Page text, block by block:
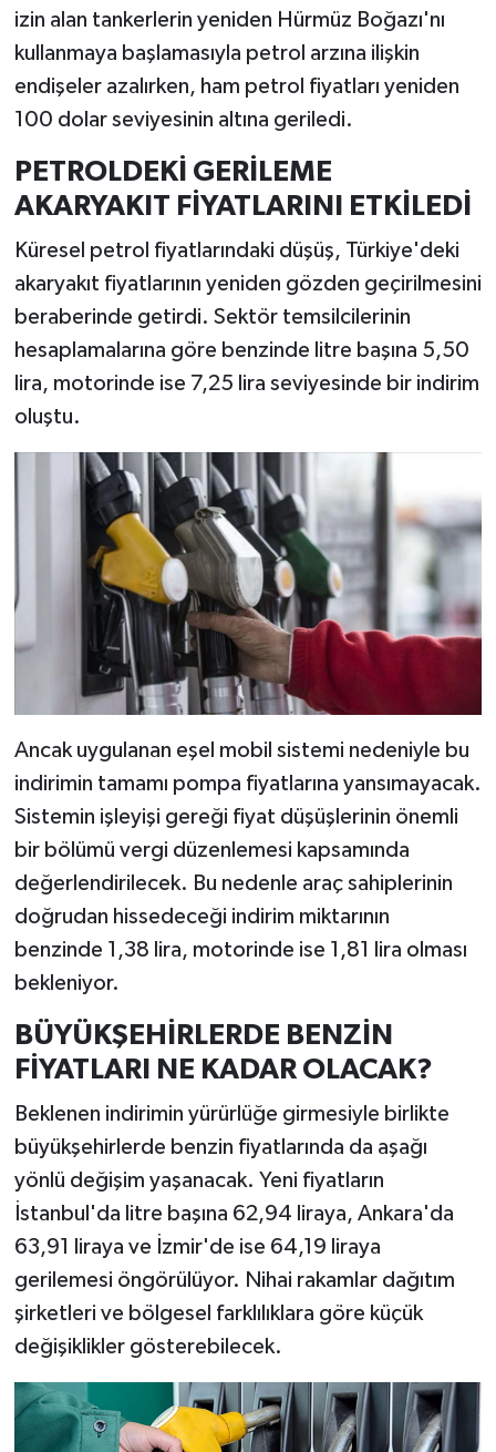
izin alan tankerlerin yeniden Hürmüz Boğazı'nı
kullanmaya başlamasıyla petrol arzına ilişkin
endişeler azalırken, ham petrol fiyatları yeniden
100 dolar seviyesinin altına geriledi.
PETROLDEKİ GERİLEME
AKARYAKIT FİYATLARINI ETKİLEDİ
Küresel petrol fiyatlarındaki düşüş, Türkiye'deki
akaryakıt fiyatlarının yeniden gözden geçirilmesini
beraberinde getirdi. Sektör temsilcilerinin
hesaplamalarına göre benzinde litre başına 5,50
lira, motorinde ise 7,25 lira seviyesinde bir indirim
oluştu.
Ancak uygulanan eşel mobil sistemi nedeniyle bu
indirimin tamamı pompa fiyatlarına yansımayacak.
Sistemin işleyişi gereği fiyat düşüşlerinin önemli
bir bölümü vergi düzenlemesi kapsamında
değerlendirilecek. Bu nedenle araç sahiplerinin
doğrudan hissedeceği indirim miktarının
benzinde 1,38 lira, motorinde ise 1,81 lira olması
bekleniyor.
BÜYÜKŞEHİRLERDE BENZİN
FİYATLARI NE KADAR OLACAK?
Beklenen indirimin yürürlüğe girmesiyle birlikte
büyükşehirlerde benzin fiyatlarında da aşağı
yönlü değişim yaşanacak. Yeni fiyatların
İstanbul'da litre başına 62,94 liraya, Ankara'da
63,91 liraya ve İzmir'de ise 64,19 liraya
gerilemesi öngörülüyor. Nihai rakamlar dağıtım
şirketleri ve bölgesel farklılıklara göre küçük
değişiklikler gösterebilecek.